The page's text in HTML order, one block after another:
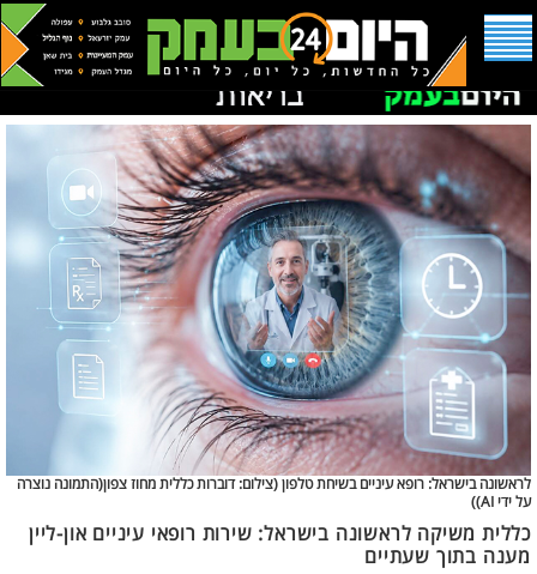
לראשונה בישראל: רופא עיניים בשיחת טלפון (צילום: דוברות כללית מחוז צפון(התמונה נוצרה
על ידי AI))
כללית משיקה לראשונה בישראל: שירות רופאי עיניים און-ליין
מענה בתוך שעתיים